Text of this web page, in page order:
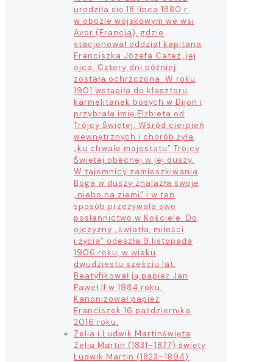
urodziła się 18 lipca 1880 r.
w obozie wojskowym we wsi
Avor (Francja), gdzie
stacjonował oddział kapitana
Franciszka Józefa Catez, jej
ojca. Cztery dni później
została ochrzczona. W roku
1901 wstąpiła do klasztoru
karmelitanek bosych w Dijon i
przybrała imię Elżbieta od
Trójcy Świętej. Wśród cierpień
wewnętrznych i chorób żyła
„ku chwale majestatu” Trójcy
Świętej obecnej w jej duszy.
W tajemnicy zamieszkiwania
Boga w duszy znalazła swoje
„niebo na ziemi” i w ten
sposób przeżywała swe
posłannictwo w Kościele. Do
ojczyzny „światła, miłości
i życia” odeszła 9 listopada
1906 roku, w wieku
dwudziestu sześciu lat.
Beatyfikował ją papież Jan
Paweł II w 1984 roku.
Kanonizował papież
Franciszek 16 października
2016 roku.
Zelia i Ludwik Martinświęta
Zelia Martin (1831–1877) święty
Ludwik Martin (1823–1894)